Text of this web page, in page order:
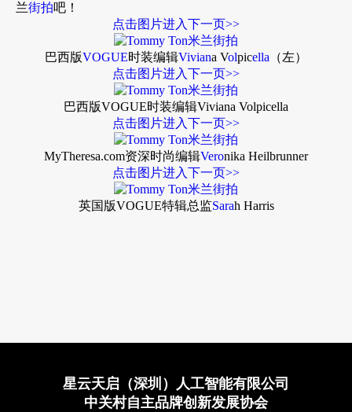
兰街拍吧！
点击图片进入下一页>>
巴西版VOGUE时装编辑Viviana Volpicella （左）
点击图片进入下一页>>
巴西版VOGUE时装编辑Viviana Volpicella
点击图片进入下一页>>
MyTheresa.com资深时尚编辑Veronika Heilbrunner
点击图片进入下一页>>
英国版VOGUE特辑总监Sarah Harris
星云天启（深圳）人工智能有限公司
中关村自主品牌创新发展协会